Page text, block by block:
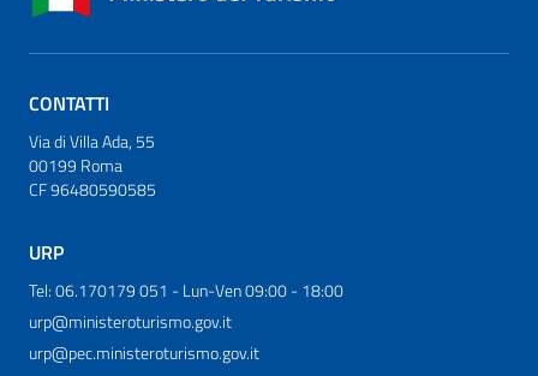
CONTATTI
Via di Villa Ada, 55
00199 Roma
CF 96480590585
URP
Tel: 06.170179 051 - Lun-Ven 09:00 - 18:00
urp@ministeroturismo.gov.it
urp@pec.ministeroturismo.gov.it